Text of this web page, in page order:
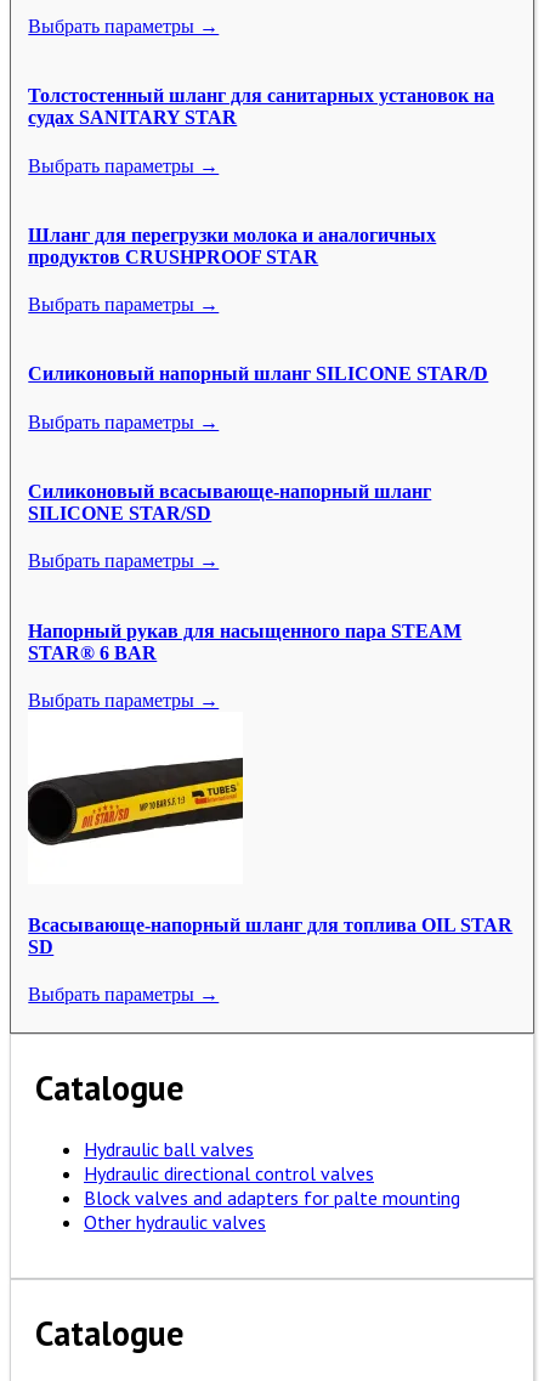
Выбрать параметры →
Толстостенный шланг для санитарных установок на
судах SANITARY STAR
Выбрать параметры →
Шланг для перегрузки молока и аналогичных
продуктов CRUSHPROOF STAR
Выбрать параметры →
Силиконовый напорный шланг SILICONE STAR/D
Выбрать параметры →
Силиконовый всасывающе-напорный шланг
SILICONE STAR/SD
Выбрать параметры →
Напорный рукав для насыщенного пара STEAM
STAR® 6 BAR
Выбрать параметры →
Всасывающе-напорный шланг для топлива OIL STAR
SD
Выбрать параметры →
Catalogue
Hydraulic ball valves
Hydraulic directional control valves
Block valves and adapters for palte mounting
Other hydraulic valves
Catalogue